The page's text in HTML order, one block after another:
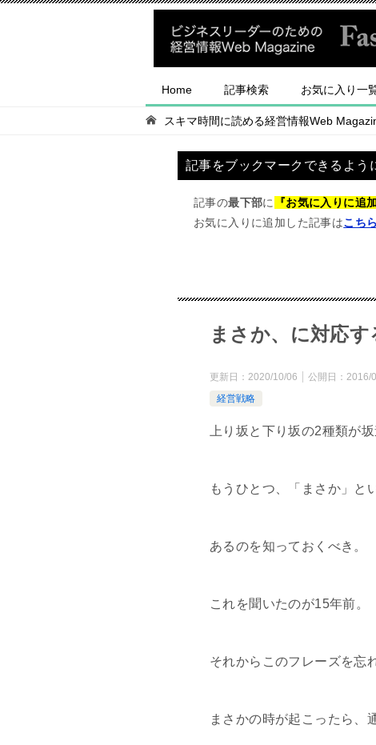
Home 記事検索 お気に入り一
スキマ時間に読める経営情報Web
記事をブックマークできるよう
記事の最下部に 『お気に入りに追
お気に入りに追加した記事はこち
まさか、に対応
更新日： 2020/10/06 公開日： 2016/
経営戦略
上り坂と下り坂の2種類が
もうひとつ、「まさか」と
あるのを知っておくべき。
これを聞いたのが15年前。
それからこのフレーズを忘
まさかの時が起こったら、